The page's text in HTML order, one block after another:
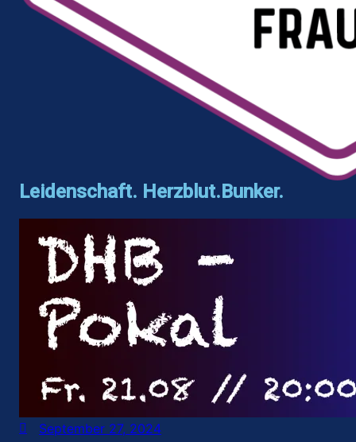
Leidenschaft. Herzblut.Bunker.
September 27, 2024